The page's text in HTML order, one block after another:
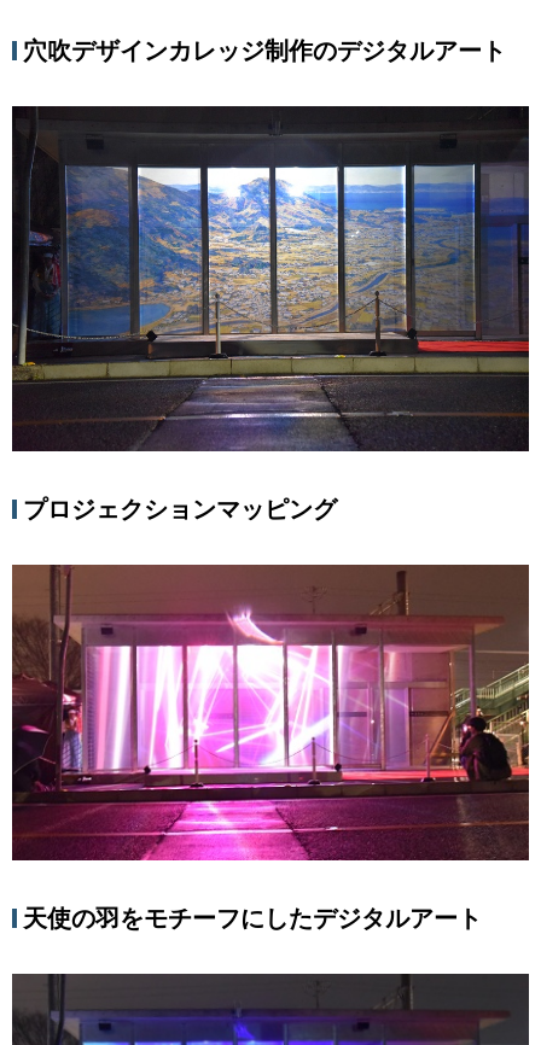
穴吹デザインカレッジ制作のデジタルアート
プロジェクションマッピング
天使の羽をモチーフにしたデジタルアート